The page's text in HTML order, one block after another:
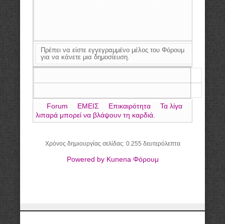
Πρέπει να είστε εγγεγραμμένο μέλος του Φόρουμ
για να κάνετε μια δημοσίευση.
Forum ΕΜΕΙΣ Επικαιρότητα
Τα λίγα
λιπαρά μπορεί να βλάψουν τη καρδιά.
Χρόνος δημιουργίας σελίδας: 0.255 δευτερόλεπτα
Powered by Kunena Φόρουμ